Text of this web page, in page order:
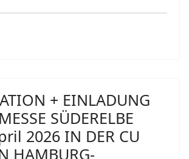
+ EINLADUNG
SÜDERELBE
2026 IN DER CU
HAMBURG-